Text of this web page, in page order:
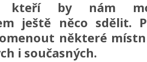
kteří by nám
ještě něco sdělit.
některé
i současných.